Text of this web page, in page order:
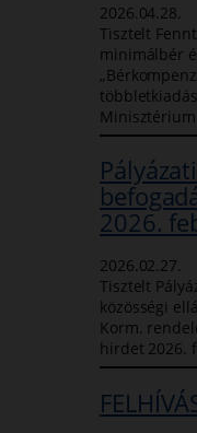
2026.04.28.
Tisztelt
minimálbér
2026.
2026.02.27.
Tisztelt
közösségi
Korm.
hirdet 2026.